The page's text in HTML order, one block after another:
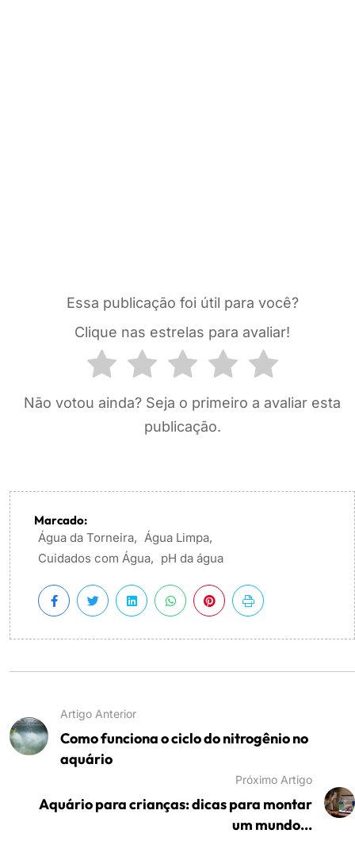
Essa publicação foi útil para você?
Clique nas estrelas para avaliar!
Não votou ainda? Seja o primeiro a avaliar esta
publicação.
Marcado:
Água da Torneira, Água Limpa,
Cuidados com Água, pH da água
Artigo Anterior
Como funciona o ciclo do nitrogênio no
aquário
Próximo Artigo
Aquário para crianças: dicas para montar
um mundo...